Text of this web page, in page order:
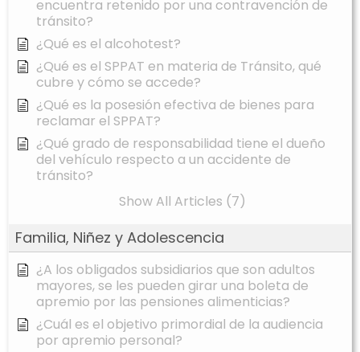
encuentra retenido por una contravención de
tránsito?
¿Qué es el alcohotest?
¿Qué es el SPPAT en materia de Tránsito, qué
cubre y cómo se accede?
¿Qué es la posesión efectiva de bienes para
reclamar el SPPAT?
¿Qué grado de responsabilidad tiene el dueño
del vehículo respecto a un accidente de
tránsito?
Show All Articles (7)
Familia, Niñez y Adolescencia
¿A los obligados subsidiarios que son adultos
mayores, se les pueden girar una boleta de
apremio por las pensiones alimenticias?
¿Cuál es el objetivo primordial de la audiencia
por apremio personal?